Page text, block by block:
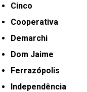
Cinco
Cooperativa
Demarchi
Dom Jaime
Ferrazópolis
Independência